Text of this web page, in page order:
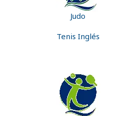
Judo
Tenis Inglés